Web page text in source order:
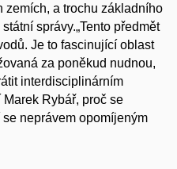
zemích, a trochu základního
správy.„Tento předmět
Je to fascinující oblast
za poněkud nudnou,
interdisciplinárním
Marek Rybář, proč se
neprávem opomíjeným